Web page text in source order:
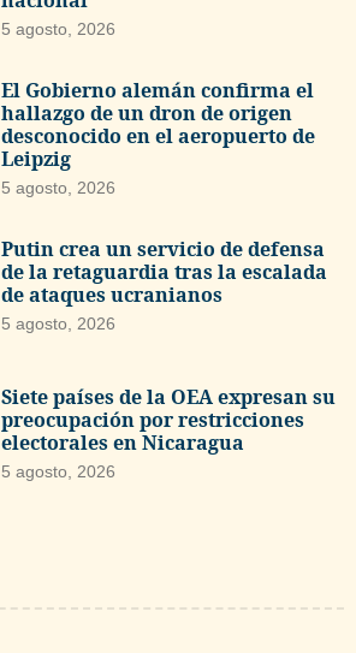
5 agosto, 2026
El Gobierno alemán confirma el
hallazgo de un dron de origen
desconocido en el aeropuerto de
Leipzig
5 agosto, 2026
Putin crea un servicio de defensa
de la retaguardia tras la escalada
de ataques ucranianos
5 agosto, 2026
Siete países de la OEA expresan su
preocupación por restricciones
electorales en Nicaragua
5 agosto, 2026